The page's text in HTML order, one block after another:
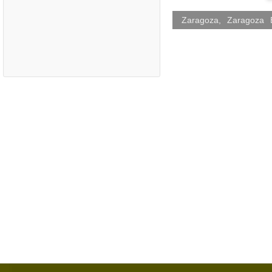
Zaragoza Zaragoza